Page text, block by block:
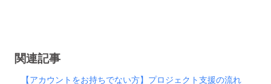
関連記事
【アカウントをお持ちでない方】プロジェクト支援の流れ